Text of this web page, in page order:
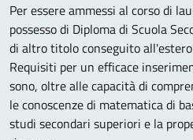
Per essere ammessi al corso di
possesso di Diploma di Scuola
di altro titolo conseguito
Requisiti per un efficace
sono, oltre alle capacità di
le conoscenze di matematica di
studi secondari superiori e la